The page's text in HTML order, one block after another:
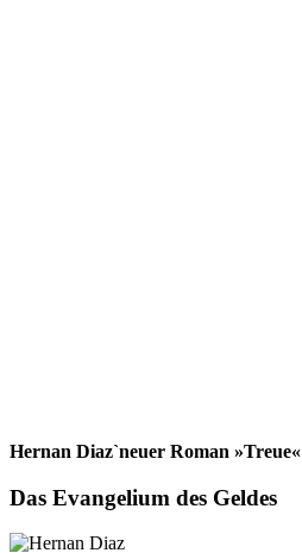
Hernan Diaz`neuer Roman »Treue«
Das Evangelium des Geldes